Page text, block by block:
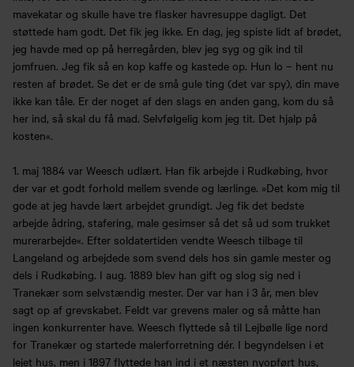
mavekatar og skulle have tre flasker havresuppe dagligt. Det
støttede ham godt. Det fik jeg ikke. En dag, jeg spiste lidt af brødet,
jeg havde med op på herregården, blev jeg syg og gik ind til
jomfruen. Jeg fik så en kop kaffe og kastede op. Hun lo – hent nu
resten af brødet. Se det er de små gule ting (det var spy), din mave
ikke kan tåle. Er der noget af den slags en anden gang, kom du så
her ind, så skal du få mad. Selvfølgelig kom jeg tit. Det hjalp på
kosten«.
1. maj 1884 var Weesch udlært. Han fik arbejde i Rudkøbing, hvor
der var et godt forhold mellem svende og lærlinge. »Det kom mig til
gode at jeg havde lært arbejdet grundigt. Jeg fik det bedste
arbejde ådring, stafering, male gesimser så det så ud som trukket
murerarbejde«. Efter soldatertiden vendte Weesch tilbage til
Langeland og arbejdede som svend dels hos sin gamle mester og
dels i Rudkøbing. I aug. 1889 blev han gift og slog sig ned i
Tranekær som selvstændig mester. Der var han i 3 år, men blev
sagt op af grevskabet. Feldt var grevens maler og så måtte han
ingen konkurrenter have. Weesch flyttede så til Lejbølle lige nord
for Tranekær og startede malerforretning dér. I begyndelsen i et
lejet hus, men i 1897 flyttede han ind i et næsten nyopført hus,